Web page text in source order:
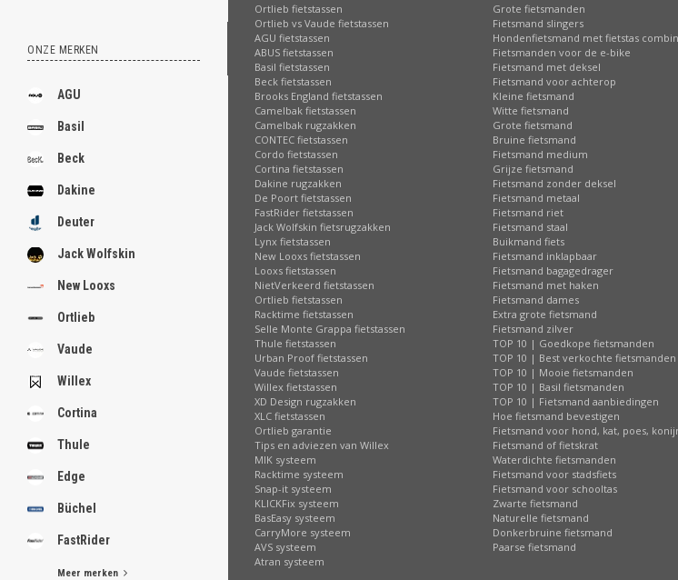
ONZE MERKEN
AGU
Basil
Beck
Dakine
Deuter
Jack Wolfskin
New Looxs
Ortlieb
Vaude
Willex
Cortina
Thule
Edge
Büchel
FastRider
Meer merken
Ortlieb fietstassen
Ortlieb vs Vaude fietstassen
AGU fietstassen
ABUS fietstassen
Basil fietstassen
Beck fietstassen
Brooks England fietstassen
Camelbak fietstassen
Camelbak rugzakken
CONTEC fietstassen
Cordo fietstassen
Cortina fietstassen
Dakine rugzakken
De Poort fietstassen
FastRider fietstassen
Jack Wolfskin fietsrugzakken
Lynx fietstassen
New Looxs fietstassen
Looxs fietstassen
NietVerkeerd fietstassen
Ortlieb fietstassen
Racktime fietstassen
Selle Monte Grappa fietstassen
Thule fietstassen
Urban Proof fietstassen
Vaude fietstassen
Willex fietstassen
XD Design rugzakken
XLC fietstassen
Ortlieb garantie
Tips en adviezen van Willex
MIK systeem
Racktime systeem
Snap-it systeem
KLICKFix systeem
BasEasy systeem
CarryMore systeem
AVS systeem
Atran systeem
Grote fietsmanden
Fietsmand slingers
Hondenfietsmand met fietstas
Fietsmanden voor de e-bike
Fietsmand met deksel
Fietsmand voor achterop
Kleine fietsmand
Witte fietsmand
Grote fietsmand
Bruine fietsmand
Fietsmand medium
Grijze fietsmand
Fietsmand zonder deksel
Fietsmand metaal
Fietsmand riet
Fietsmand staal
Buikmand fiets
Fietsmand inklapbaar
Fietsmand bagagedrager
Fietsmand met haken
Fietsmand dames
Extra grote fietsmand
Fietsmand zilver
TOP 10 | Goedkope fietsmanden
TOP 10 | Best verkochte fietsmanden
TOP 10 | Mooie fietsmanden
TOP 10 | Basil fietsmanden
TOP 10 | Fietsmand aanbiedingen
Hoe fietsmand bevestigen
Fietsmand voor hond, kat, poes,
Fietsmand of fietskrat
Waterdichte fietsmanden
Fietsmand voor stadsfiets
Fietsmand voor schooltas
Zwarte fietsmand
Naturelle fietsmand
Donkerbruine fietsmand
Paarse fietsmand